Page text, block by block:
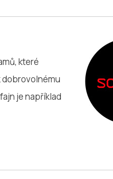
které
dobrovolnému
je například